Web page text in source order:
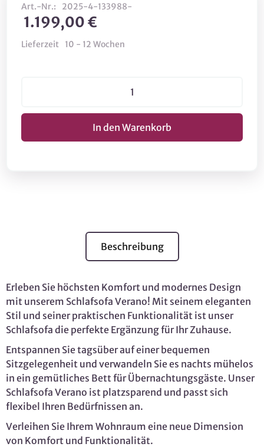
Art.-Nr.: 2025-4-133988-
1.199,00 €
Lieferzeit 10 - 12 Wochen
Beschreibung
Erleben Sie höchsten Komfort und modernes Design
mit unserem Schlafsofa Verano! Mit seinem eleganten
Stil und seiner praktischen Funktionalität ist unser
Schlafsofa die perfekte Ergänzung für Ihr Zuhause.
Entspannen Sie tagsüber auf einer bequemen
Sitzgelegenheit und verwandeln Sie es nachts mühelos
in ein gemütliches Bett für Übernachtungsgäste. Unser
Schlafsofa Verano ist platzsparend und passt sich
flexibel Ihren Bedürfnissen an.
Verleihen Sie Ihrem Wohnraum eine neue Dimension
von Komfort und Funktionalität.